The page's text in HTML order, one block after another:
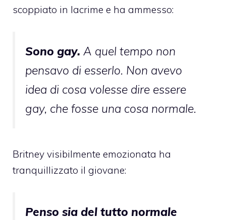
scoppiato in lacrime e ha ammesso:
Sono gay. A quel tempo non
pensavo di esserlo. Non avevo
idea di cosa volesse dire essere
gay, che fosse una cosa normale.
Britney visibilmente emozionata ha
tranquillizzato il giovane:
Penso sia del tutto normale